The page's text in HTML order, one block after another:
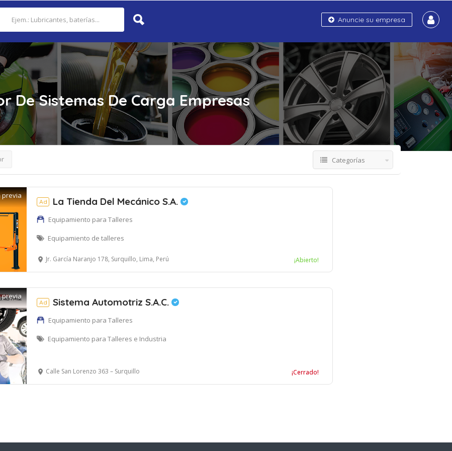
Anuncie su empresa
De Sistemas De Carga Empresas
Categorías
previa
Ad La Tienda Del Mecánico S.A.
Equipamiento para Talleres
Equipamiento de talleres
Jr. García Naranjo 178, Surquillo, Lima, Perú ¡Abierto!
previa
Ad Sistema Automotriz S.A.C.
Equipamiento para Talleres
Equipamiento para Talleres e Industria
Calle San Lorenzo 363 – Surquillo ¡Cerrado!